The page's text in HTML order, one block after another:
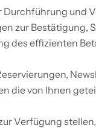
Durchführung und
zur Bestätigung,
des effizienten
die von Ihnen
Verfügung